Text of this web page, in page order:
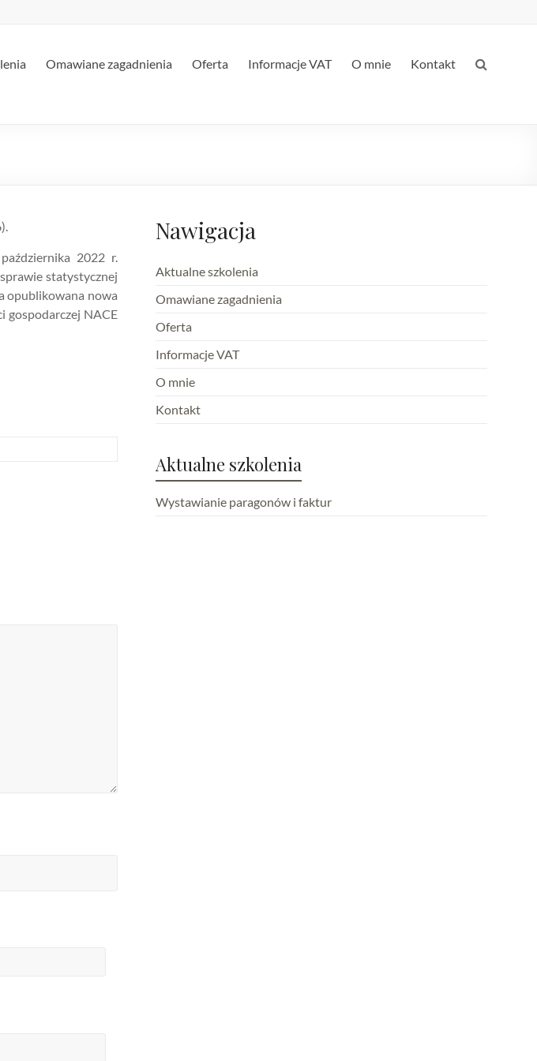
Omawiane zagadnienia Oferta Informacje VAT O mnie Kontakt
2022 r.
statystycznej
opublikowana nowa
gospodarczej NACE
Nawigacja
Aktualne szkolenia
Omawiane zagadnienia
Oferta
Informacje VAT
O mnie
Kontakt
Aktualne szkolenia
Wystawianie paragonów i faktur